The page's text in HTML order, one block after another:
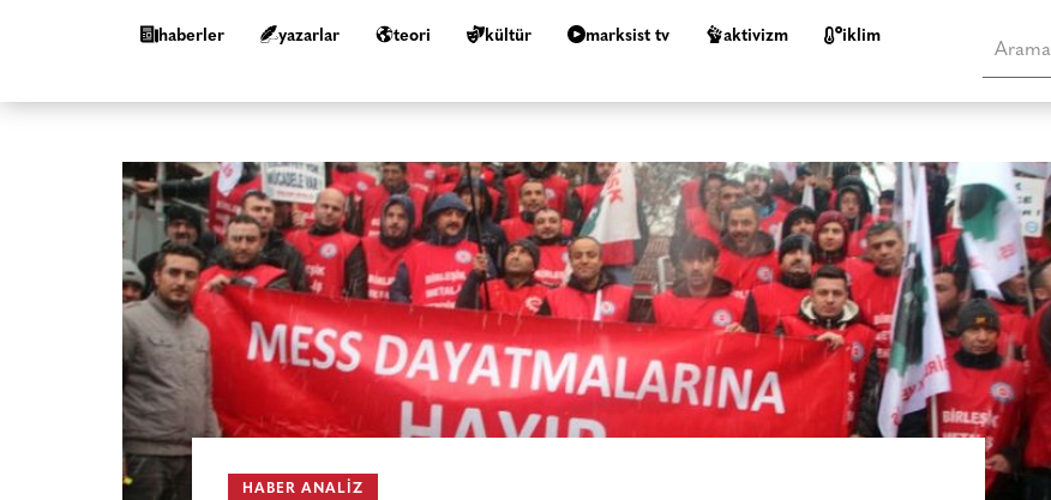
haberler yazarlar teori kültür marksist tv aktivizm i̇klim
HABER ANALIZ